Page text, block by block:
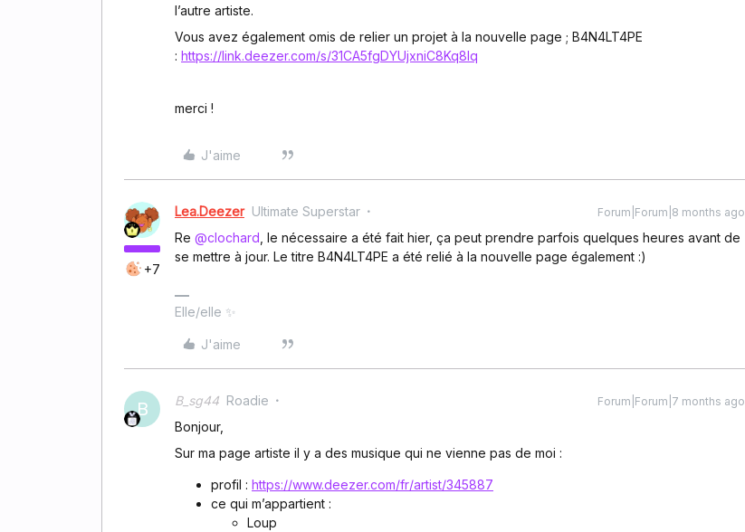
l’autre artiste.
Vous avez également omis de relier un projet à la nouvelle page ; B4N4LT4PE
: https://link.deezer.com/s/31CA5fgDYUjxniC8Kq8Iq
merci !
J'aime
+7
Lea.Deezer Ultimate Superstar Forum|Forum|8 months ago
Re ​ @clochard , le nécessaire a été fait hier, ça peut prendre parfois quelques heures avant de
se mettre à jour. Le titre B4N4LT4PE a été relié à la nouvelle page également :)
Elle/elle ✨
J'aime
B B_sg44 Roadie Forum|Forum|7 months ago
Bonjour,
Sur ma page artiste il y a des musique qui ne vienne pas de moi :
profil : https://www.deezer.com/fr/artist/345887
ce qui m’appartient :
Loup